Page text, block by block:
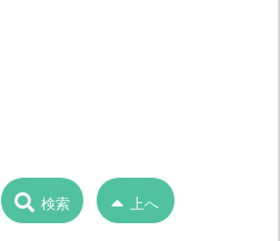
検索 上へ